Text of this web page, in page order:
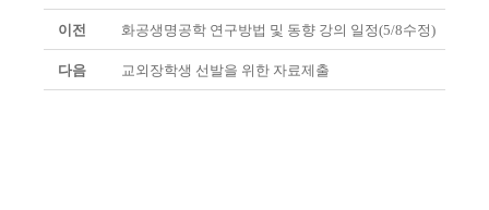
이전 화공생명공학 연구방법 및 동향 강의 일정(5/8수정)
다음 교외장학생 선발을 위한 자료제출